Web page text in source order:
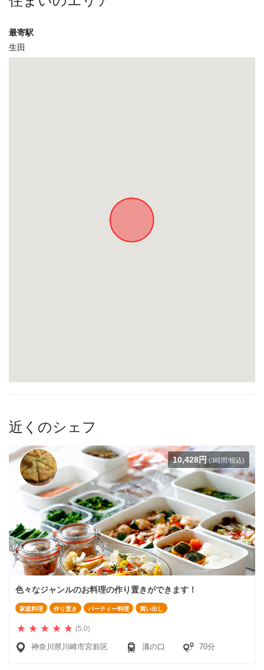
最寄駅
生田
近くのシェフ
10,428円 (3時間/税込)
色々なジャンルのお料理の作り置きができます！
家庭料理 作り置き パーティー料理 買い出し
(5.0)
神奈川県川崎市宮前区 溝の口 70分